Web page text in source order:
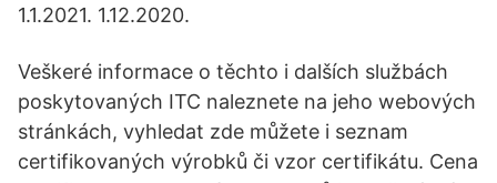
1.1.2021. 1.12.2020.
Veškeré informace o těchto i dalších službách
poskytovaných ITC naleznete na jeho webových
stránkách, vyhledat zde můžete i seznam
certifikovaných výrobků či vzor certifikátu. Cena